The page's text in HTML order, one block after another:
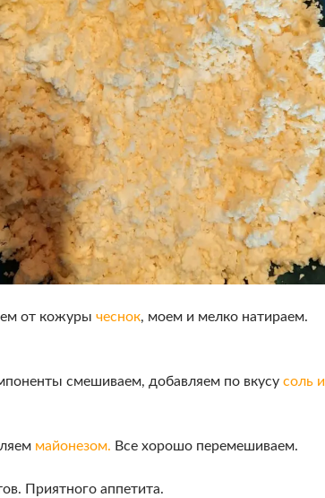
от кожуры чеснок, моем и мелко натираем.
смешиваем, добавляем по вкусу соль и
майонезом. Все хорошо перемешиваем.
Приятного аппетита.